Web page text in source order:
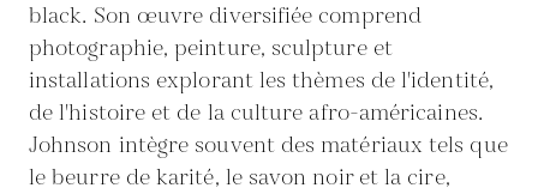
black. Son œuvre diversifiée comprend
photographie, peinture, sculpture et
installations explorant les thèmes de l'identité,
de l'histoire et de la culture afro-américaines.
Johnson intègre souvent des matériaux tels que
le beurre de karité, le savon noir et la cire,